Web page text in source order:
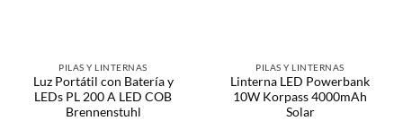
PILAS Y LINTERNAS
Luz Portátil con Batería y
LEDs PL 200 A LED COB
Brennenstuhl
PILAS Y LINTERNAS
Linterna LED Powerbank
10W Korpass 4000mAh
Solar